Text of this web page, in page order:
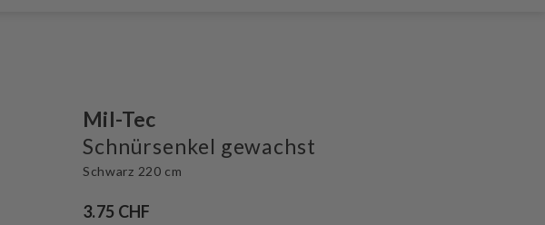
Mil-Tec
Schnürsenkel gewachst
Schwarz 220 cm
3.75 CHF